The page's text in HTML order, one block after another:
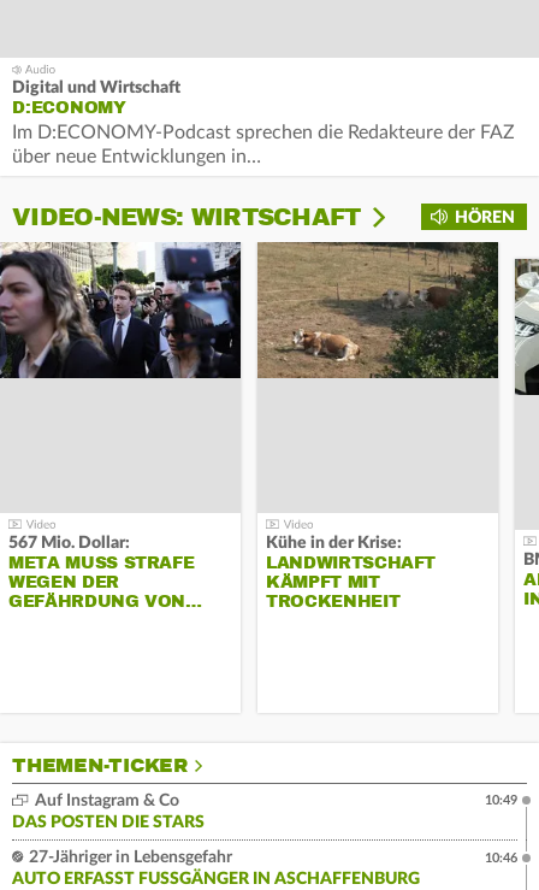
Digital und Wirtschaft
D:ECONOMY
Im D:ECONOMY-Podcast sprechen die Redakteure der FAZ
über neue Entwicklungen in…
HÖREN
VIDEO-NEWS: WIRTSCHAFT
567 Mio. Dollar:
META MUSS STRAFE
WEGEN DER
GEFÄHRDUNG VON…
Kühe in der Krise:
LANDWIRTSCHAFT
KÄMPFT MIT
TROCKENHEIT
THEMEN-TICKER
Auf Instagram & Co
DAS POSTEN DIE STARS
10:49
27-Jähriger in Lebensgefahr
AUTO ERFASST FUSSGÄNGER IN ASCHAFFENBURG
10:46